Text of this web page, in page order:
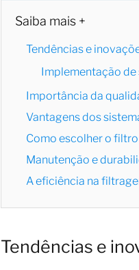
Saiba mais +
Tendências e
Implementação
Importância da
Vantagens dos
Como escolher o
Manutenção e
A eficiência na
Tendências e